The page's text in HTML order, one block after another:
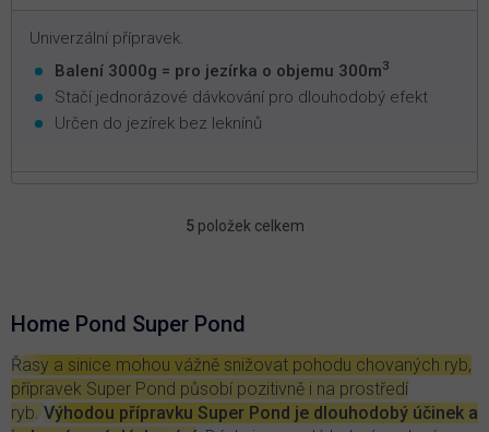
Univerzální přípravek.
Balení 3000g = pro jezírka o objemu 300m3
Stačí jednorázové dávkování pro dlouhodobý efekt
Určen do jezírek bez leknínů
O
d
a
c
í
p
r
5položek celkem
Home Pond Super Pond
Řasy a sinice mohou vážně snižovat pohodu chovaných ryb,
přípravek Super Pond působí pozitivně i na prostředí
ryb.Výhodou přípravku Super Pond je dlouhodobý účinek a